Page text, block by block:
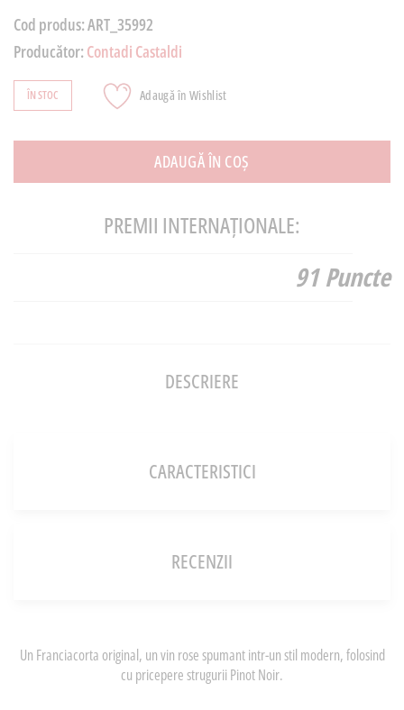
Cod produs:ART_35992
Producător: Contadi Castaldi
ÎN STOC Adaugă în Wishlist
ADAUGĂ ÎN COȘ
PREMII INTERNAȚIONALE:
91 Puncte
DESCRIERE
CARACTERISTICI
RECENZII
Un Franciacorta original, un vin rose spumant intr-un stil modern, folosind
cu pricepere strugurii Pinot Noir.